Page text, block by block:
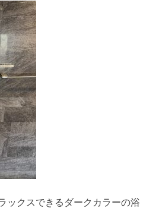
ックスできるダークカラーの浴